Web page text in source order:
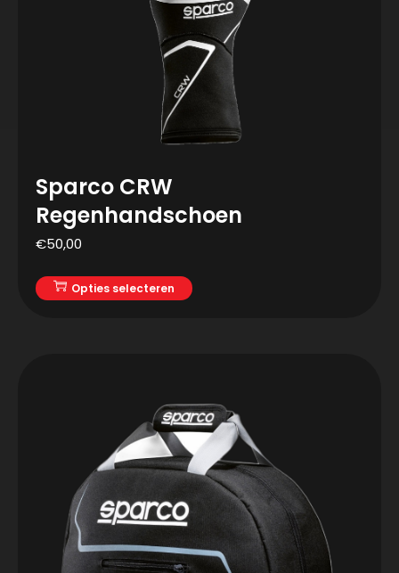
Sparco CRW
Regenhandschoen
€50,00
Opties selecteren